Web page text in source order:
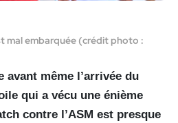
mal embarquée (crédit photo :
avant même l’arrivée du
qui a vécu une énième
contre l’ASM est presque